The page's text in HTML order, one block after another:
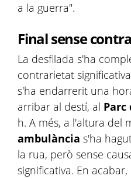
a la guerra".
Final sense
La desfilada s'ha
contrarietat
s'ha endarrerit una
arribar al destí, al Parc
h. A més, a l'altura del
ambulància s'ha
la rua, però sense
significativa. En